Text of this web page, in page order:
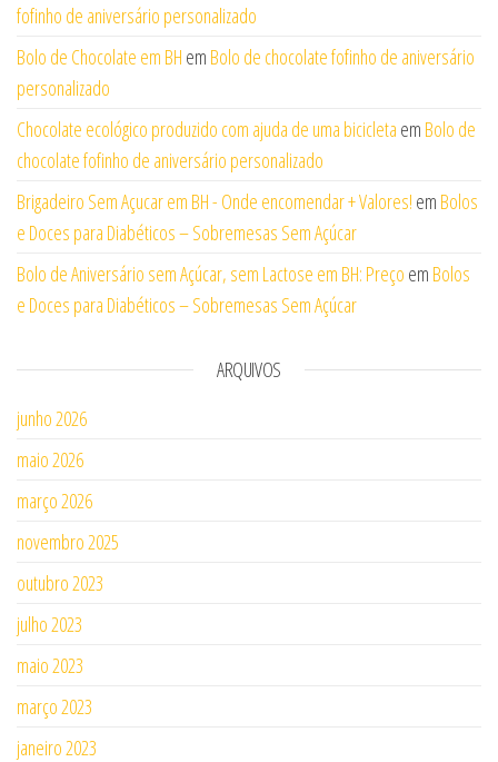
fofinho de aniversário personalizado
Bolo de Chocolate em BH em Bolo de chocolate fofinho de aniversário
personalizado
Chocolate ecológico produzido com ajuda de uma bicicleta em Bolo de
chocolate fofinho de aniversário personalizado
Brigadeiro Sem Açucar em BH - Onde encomendar + Valores! em Bolos
e Doces para Diabéticos – Sobremesas Sem Açúcar
Bolo de Aniversário sem Açúcar, sem Lactose em BH: Preço em Bolos
e Doces para Diabéticos – Sobremesas Sem Açúcar
ARQUIVOS
junho 2026
maio 2026
março 2026
novembro 2025
outubro 2023
julho 2023
maio 2023
março 2023
janeiro 2023